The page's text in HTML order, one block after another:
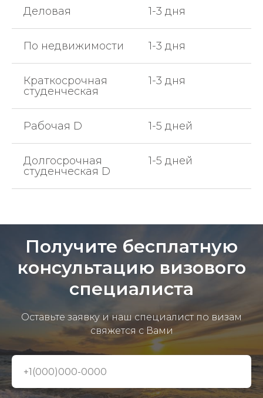
Деловая 1-3 дня
По недвижимости 1-3 дня
Краткосрочная
студенческая
1-3 дня
Рабочая D 1-5 дней
Долгосрочная
студенческая D
1-5 дней
Получите бесплатную
консультацию визового
специалиста
Оставьте заявку и наш специалист по визам
свяжется с Вами